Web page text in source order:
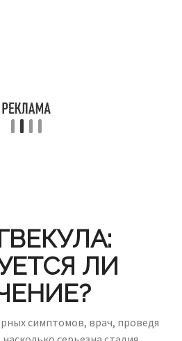
ЛИ
симптомов, врач, проведя